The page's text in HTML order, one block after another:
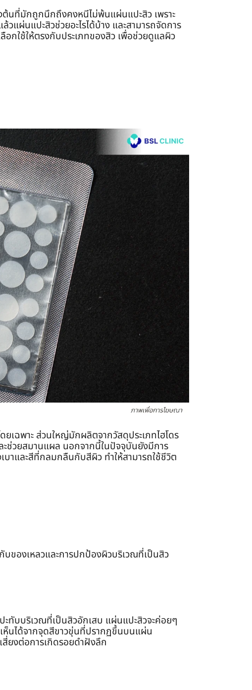
ต้นที่มักถูกนึกถึงคงหนีไม่พ้นแผ่นแปะสิว เพราะ
แผ่นแปะสิวช่วยอะไรได้บ้าง และสามารถจัดการ
อกใช้ให้ตรงกับประเภทของสิว เพื่อช่วยดูแลผิว
ฉพาะ ส่วนใหญ่มักผลิตจากวัสดุประเภทไฮโดร
วยสมานแผล นอกจากนี้ในปัจจุบันยังมีการ
าและสีที่กลมกลืนกับสีผิว ทำให้สามารถใช้ชีวิต
บของเหลวและการปกป้องผิวบริเวณที่เป็นสิว
ทับบริเวณที่เป็นสิวอักเสบ แผ่นแปะสิวจะค่อยๆ
นได้จากจุดสีขาวขุ่นที่ปรากฏขึ้นบนแผ่น
สี่ยงต่อการเกิดรอยดำฝังลึก